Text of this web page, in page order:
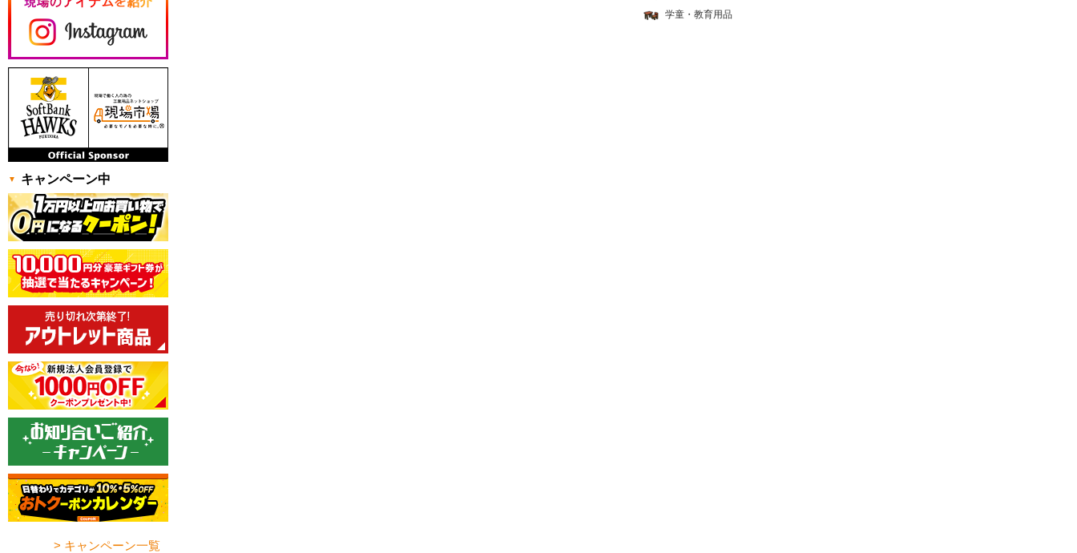
学童・教育用品
キャンペーン中
> キャンペーン一覧